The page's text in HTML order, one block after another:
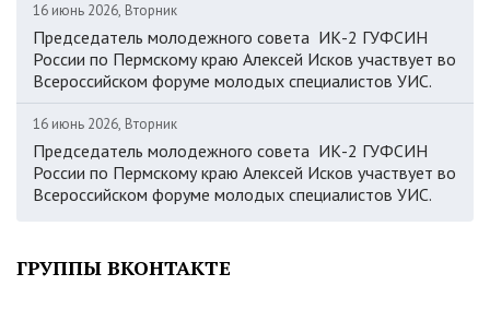
16 июнь 2026, Вторник
Председатель молодежного совета ИК-2 ГУФСИН
России по Пермскому краю Алексей Исков участвует во
Всероссийском форуме молодых специалистов УИС.
16 июнь 2026, Вторник
Председатель молодежного совета ИК-2 ГУФСИН
России по Пермскому краю Алексей Исков участвует во
Всероссийском форуме молодых специалистов УИС.
ГРУППЫ ВКОНТАКТЕ